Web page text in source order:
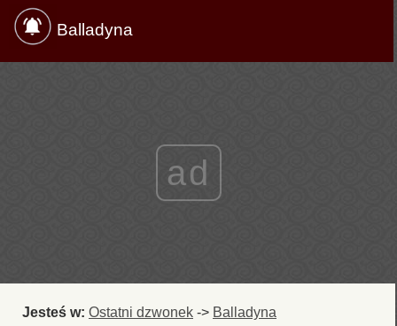
Balladyna
ad
Jesteś w: Ostatni dzwonek -> Balladyna